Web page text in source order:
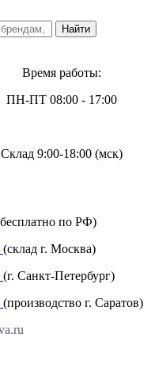
Время работы:
ПН-ПТ 08:00 - 17:00
Склад 9:00-18:00 (мск)
по РФ)
(склад г. Москва)
(г. Санкт-Петербург)
(производство г. Саратов)